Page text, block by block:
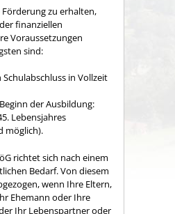
zu erhalten,
finanziellen
Voraussetzungen
sind:
in Vollzeit
der Ausbildung:
Lebensjahres
möglich).
richtet sich nach einem
Bedarf. Von diesem
wenn Ihre Eltern,
Ehemann oder Ihre
Ihr Lebenspartner oder